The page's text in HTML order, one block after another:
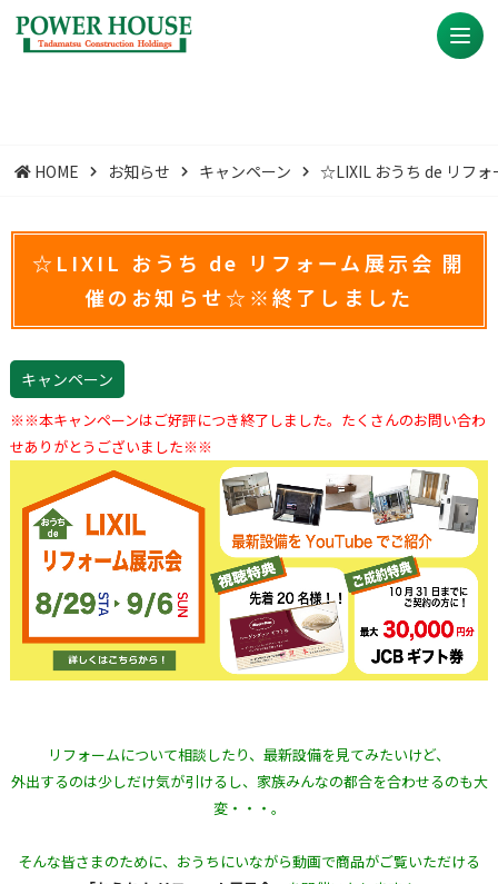
HOME お知らせ キャンペーン ☆LIXIL おうち de リフ
☆LIXIL おうち de リフォーム展示会 開
催のお知らせ☆※終了しました
キャンペーン
※※本キャンペーンはご好評につき終了しました。たくさんのお問い合わ
せありがとうございました※※
リフォームについて相談したり、最新設備を見てみたいけど、
外出するのは少しだけ気が引けるし、家族みんなの都合を合わせるのも大
変・・・。
そんな皆さまのために、おうちにいながら動画で商品がご覧いただける